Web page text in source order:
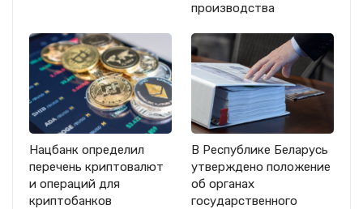
производства
Нацбанк определил
перечень криптовалют
и операций для
криптобанков
В Республике Беларусь
утверждено положение
об органах
государственного